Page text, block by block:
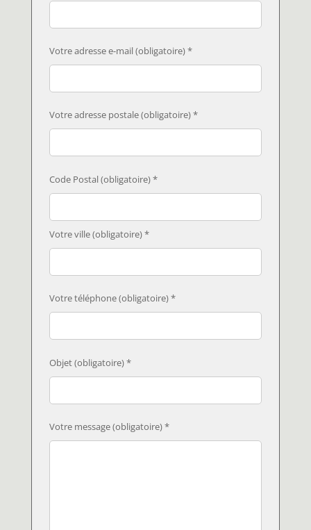
Votre adresse e-mail (obligatoire) *
Votre adresse postale (obligatoire) *
Code Postal (obligatoire) *
Votre ville (obligatoire) *
Votre téléphone (obligatoire) *
Objet (obligatoire) *
Votre message (obligatoire) *